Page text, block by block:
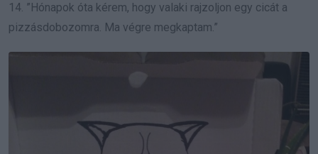
14. ”Hónapok óta kérem, hogy valaki rajzoljon egy cicát a
pizzásdobozomra. Ma végre megkaptam.”